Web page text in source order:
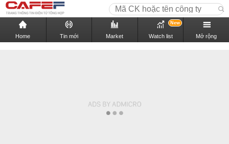
Home Tin mới Market Watch list
New
Mở rộng